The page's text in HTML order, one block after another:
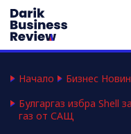
Начало Бизнес
Булгаргаз избра Shell
газ от САЩ